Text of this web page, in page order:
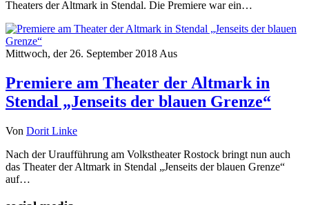
Theaters der Altmark in Stendal. Die Premiere war ein…
Mittwoch, der 26. September 2018 Aus
Premiere am Theater der Altmark in
Stendal „Jenseits der blauen Grenze“
Von Dorit Linke
Nach der Uraufführung am Volkstheater Rostock bringt nun auch
das Theater der Altmark in Stendal „Jenseits der blauen Grenze“
auf…